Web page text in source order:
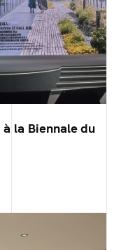
la Biennale du